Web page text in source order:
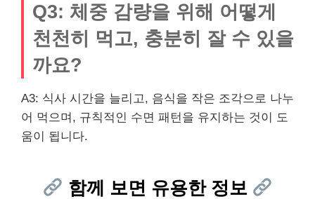
Q3: 체중 감량을 위해 어떻게
천천히 먹고, 충분히 잘 수 있을
까요?
A3: 식사 시간을 늘리고, 음식을 작은 조각으로 나누
어 먹으며, 규칙적인 수면 패턴을 유지하는 것이 도
움이 됩니다.
함께 보면 유용한 정보